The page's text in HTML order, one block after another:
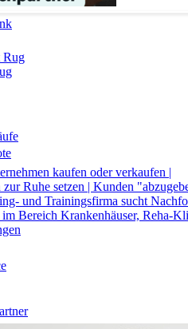
kaufen oder verkaufen |
Ruhe setzen | Kunden
und Trainingsfirma sucht
Bereich Krankenhäuser, Reha-